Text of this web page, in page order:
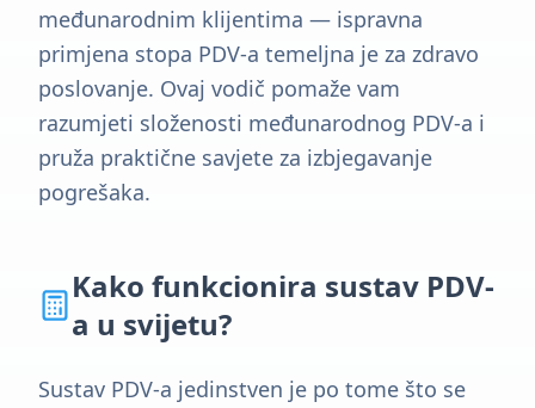
međunarodnim klijentima — ispravna
primjena stopa PDV-a temeljna je za zdravo
poslovanje. Ovaj vodič pomaže vam
razumjeti složenosti međunarodnog PDV-a i
pruža praktične savjete za izbjegavanje
pogrešaka.
Kako funkcionira sustav PDV-
a u svijetu?
Sustav PDV-a jedinstven je po tome što se